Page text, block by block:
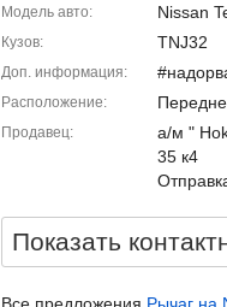
Модель авто Nissan
Кузов TNJ32
Доп. информация
Расположение
Продавец
а/м "
35 к4
Показать